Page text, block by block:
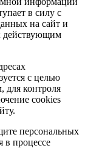
в силу с
на сайт и
действующим
с целью
для контроля
cookies
персональных
в процессе